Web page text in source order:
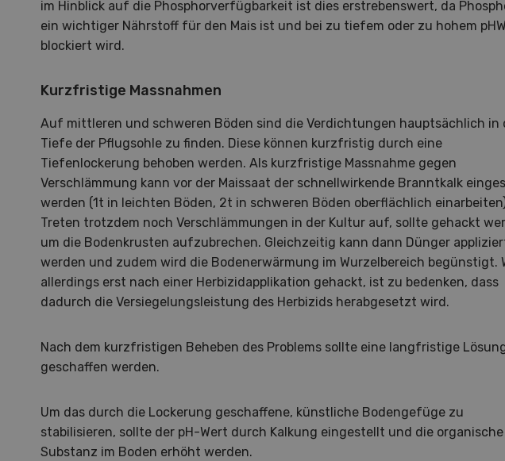
im Hinblick auf die Phosphorverfügbarkeit ist dies erstrebenswert, da
ein wichtiger Nährstoff für den Mais ist und bei zu tiefem oder zu hohem
blockiert wird.
Kurzfristige Massnahmen
Auf mittleren und schweren Böden sind die Verdichtungen hauptsächlich in
Tiefe der Pflugsohle zu finden. Diese können kurzfristig durch eine
Tiefenlockerung behoben werden. Als kurzfristige Massnahme gegen
Verschlämmung kann vor der Maissaat der schnellwirkende Branntkalk
werden (1t in leichten Böden, 2t in schweren Böden oberflächlich
Treten trotzdem noch Verschlämmungen in der Kultur auf, sollte gehackt
um die Bodenkrusten aufzubrechen. Gleichzeitig kann dann Dünger
werden und zudem wird die Bodenerwärmung im Wurzelbereich begünstigt.
allerdings erst nach einer Herbizidapplikation gehackt, ist zu bedenken, dass
dadurch die Versiegelungsleistung des Herbizids herabgesetzt wird.
Nach dem kurzfristigen Beheben des Problems sollte eine langfristige
geschaffen werden.
Um das durch die Lockerung geschaffene, künstliche Bodengefüge zu
stabilisieren, sollte der pH-Wert durch Kalkung eingestellt und die organische
Substanz im Boden erhöht werden.
SEP
10-11
Demo Days 2026
zu den DemoDays 2026 nach
Premiere des neuen 8-Rad-
Forwarders ein.